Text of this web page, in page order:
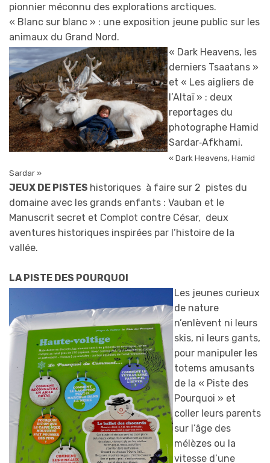
pionnier méconnu des explorations arctiques.
« Blanc sur blanc » : une exposition jeune public sur les
animaux du Grand Nord.
« Dark Heavens, les
derniers Tsaatans »
et « Les aigliers de
l’Altaï » : deux
reportages du
photographe Hamid
Sardar‐Afkhami.
« Dark Heavens, Hamid
Sardar »
JEUX DE PISTES historiques à faire sur 2 pistes du
domaine avec les grands enfants : Vauban et le
Manuscrit secret et Complot contre César, deux
aventures historiques inspirées par l’histoire de la
vallée.
LA PISTE DES POURQUOI
Les jeunes curieux
de nature
n’enlèvent ni leurs
skis, ni leurs gants,
pour manipuler les
totems amusants
de la « Piste des
Pourquoi » et
coller leurs parents
sur l’âge des
mélèzes ou la
vitesse d’une